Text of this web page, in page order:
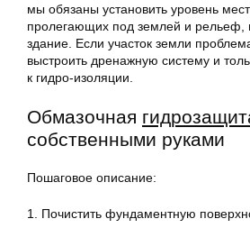
мы обязаны установить уровень
пролегающих под землей и рельеф,
здание. Если участок земли
выстроить дренажную систему и
к гидро-изоляции.
Обмазочная
собственными руками
Пошаговое описание:
1. Почистить фундаментную